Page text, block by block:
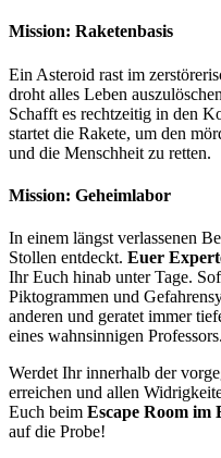
Mission: Raketenbasis
Ein Asteroid rast im
droht alles Leben
Schafft es rechtzeitig in den
startet die Rakete, um den
und die Menschheit zu retten.
Mission: Geheimlabor
In einem längst verlassenen
Stollen entdeckt. Euer
Ihr Euch hinab unter Tage.
Piktogrammen und
anderen und geratet immer
eines wahnsinnigen Professors.
Werdet Ihr innerhalb der
erreichen und allen
Euch beim Escape Room im
auf die Probe!